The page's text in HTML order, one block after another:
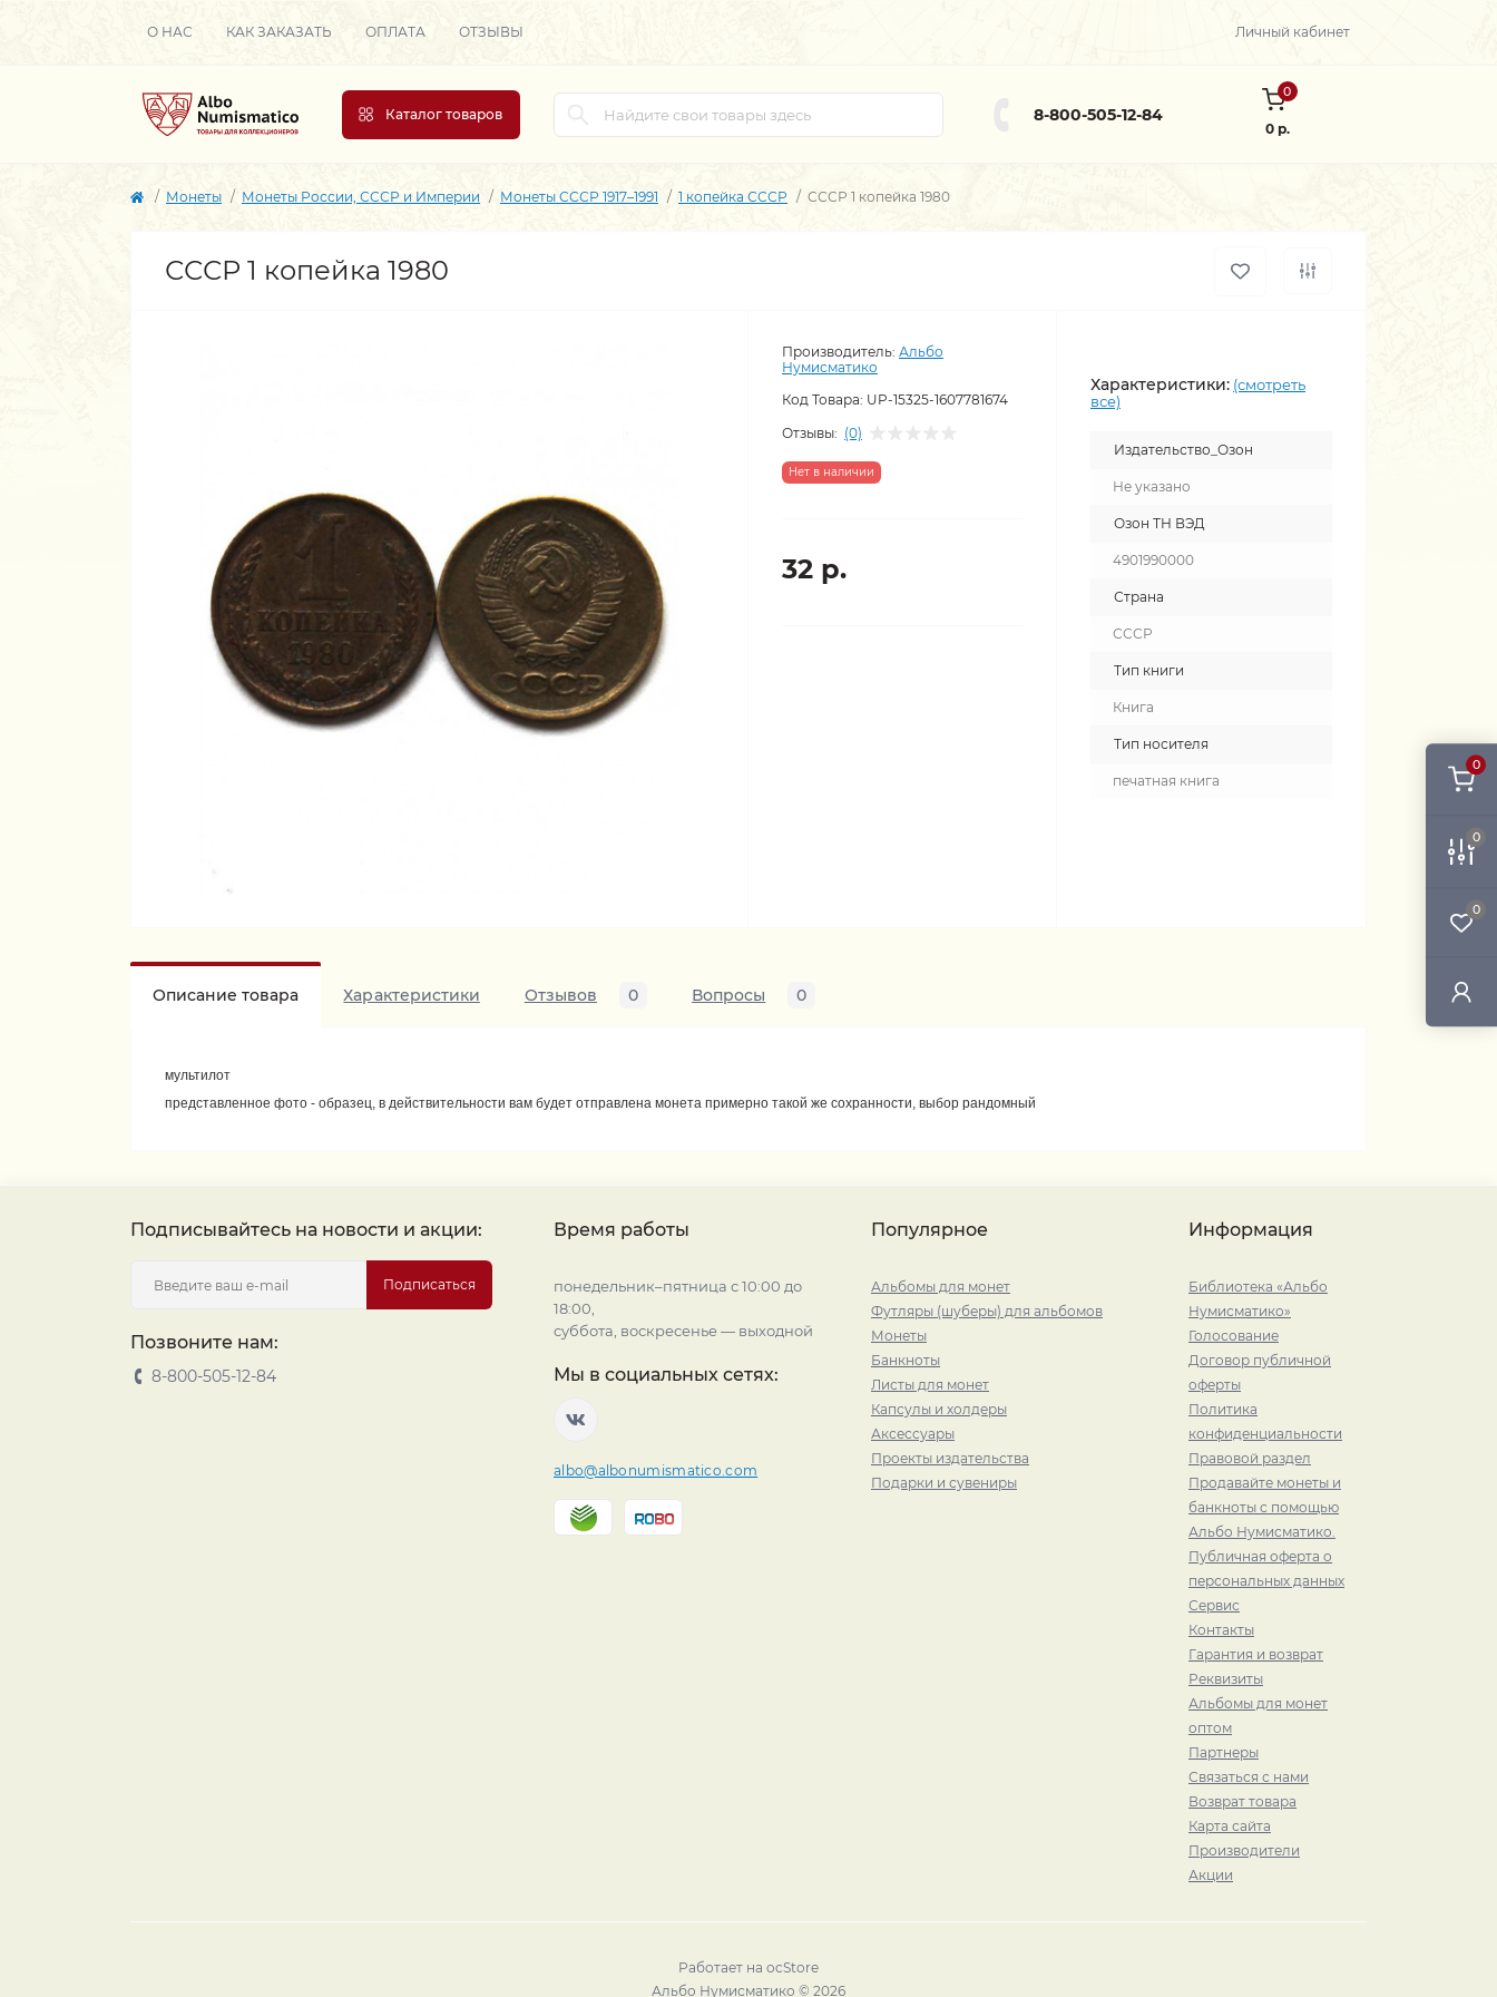
0
0
0
О НАС КАК ЗАКАЗАТЬ ОПЛАТА ОТЗЫВЫ Личный кабинет
Каталог товаров 8-800-505-12-84
0
0 р.
Монеты Монеты России, СССР и Империи Монеты СССР 1917–1991 1 копейка СССР СССР 1 копейка 1980
СССР 1 копейка 1980
Производитель: Альбо
Нумисматико
Код Товара: UP-15325-1607781674
Отзывы: (0)
Нет в наличии
32 р.
Характеристики: (смотреть
все)
Издательство_Озон
Не указано
Озон ТН ВЭД
4901990000
Страна
СССР
Тип книги
Книга
Тип носителя
печатная книга
Описание товара Характеристики Отзывов 0 Вопросы 0
мультилот
представленное фото - образец, в действительности вам будет отправлена монета примерно такой же сохранности, выбор рандомный
Подписывайтесь на новости и акции:
Подписаться
Позвоните нам:
8-800-505-12-84
Время работы
понедельник–пятница с 10:00 до
18:00,
суббота, воскресенье — выходной
Мы в социальных сетях:
albo@albonumismatico.com
Популярное
Альбомы для монет
Футляры (шуберы) для альбомов
Монеты
Банкноты
Листы для монет
Капсулы и холдеры
Аксессуары
Проекты издательства
Подарки и сувениры
Информация
Библиотека «Альбо
Нумисматико»
Голосование
Договор публичной
оферты
Политика
конфиденциальности
Правовой раздел
Продавайте монеты и
банкноты с помощью
Альбо Нумисматико.
Публичная оферта о
персональных данных
Сервис
Контакты
Гарантия и возврат
Реквизиты
Альбомы для монет
оптом
Партнеры
Связаться с нами
Возврат товара
Карта сайта
Производители
Акции
Работает на ocStore
Альбо Нумисматико © 2026